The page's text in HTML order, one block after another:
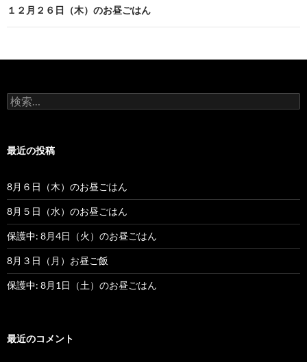
ナ
ゲ
シ
ン
１２月２６日（木）のお昼ごはん
検
索
最近の投稿
8月６日（木）のお昼ごはん
8月５日（水）のお昼ごはん
保護中: 8月4日（火）のお昼ごはん
8月３日（月）お昼ご飯
保護中: 8月1日（土）のお昼ごはん
最近のコメント